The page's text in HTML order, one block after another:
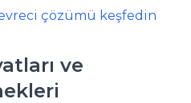
çözümü keşfedin
ve